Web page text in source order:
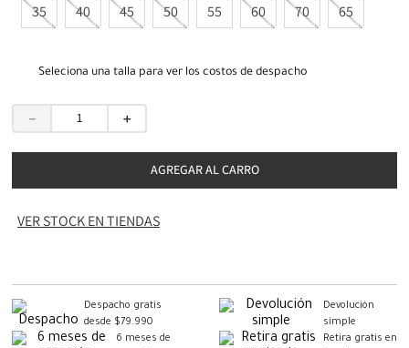
35 40 45 50 55 60 70 65
Seleciona una talla para ver los costos de despacho
＋
－
AGREGAR AL CARRO
VER STOCK EN TIENDAS
Despacho gratis
desde $79.990
Devolución
simple
6 meses de
Retira gratis en